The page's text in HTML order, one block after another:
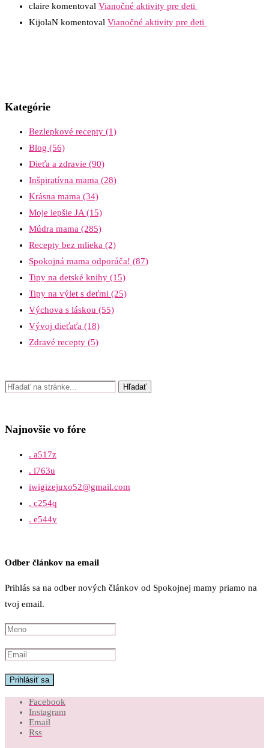
claire komentoval Vianočné aktivity pre deti
KijolaN komentoval Vianočné aktivity pre deti
Kategórie
Bezlepkové recepty (1)
Blog (56)
Dieťa a zdravie (90)
Inšpiratívna mama (28)
Krásna mama (34)
Moje lepšie JA(15)
Múdra mama (285)
Recepty bez mlieka (2)
Spokojná mama odporúča! (87)
Tipy na detské knihy (15)
Tipy na výlet s deťmi (25)
Výchova s láskou (55)
Vývoj dieťaťa (18)
Zdravé recepty (5)
Najnovšie vo fóre
. a517z
. i763u
iwigizejuxo52@gmail.com
. c254q
. e544y
Odber článkov na email
Prihlás sa na odber nových článkov od Spokojnej mamy priamo na
tvoj email.
Facebook
Instagram
Email
Rss